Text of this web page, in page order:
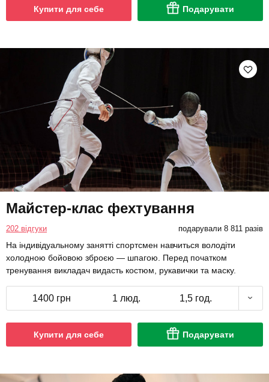
Купити для себе Подарувати
Майстер-клас фехтування
202 відгуки подарували 8 811 разів
На індивідуальному занятті спортсмен навчиться володіти
холодною бойовою зброєю — шпагою. Перед початком
тренування викладач видасть костюм, рукавички та маску.
1400 грн 1 люд. 1,5 год.
Купити для себе Подарувати